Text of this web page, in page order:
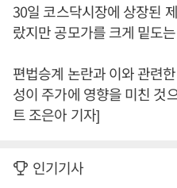
30일 코스닥시장에 상장된
랐지만 공모가를 크게 밑도
편법승계 논란과 이와 관련
성이 주가에 영향을 미친 것
트 조은아 기자]
인기기사